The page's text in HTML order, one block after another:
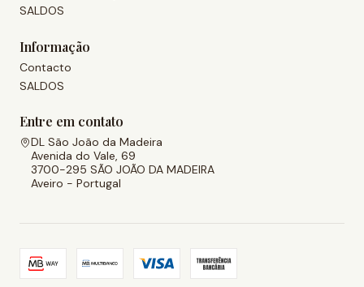
SALDOS
Informação
Contacto
SALDOS
Entre em contato
DL São João da Madeira
Avenida do Vale, 69
3700-295 SÃO JOÃO DA MADEIRA
Aveiro - Portugal